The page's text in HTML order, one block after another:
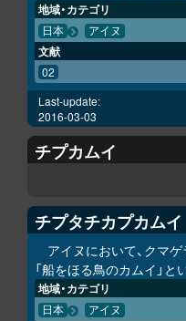
地域・カテゴリ
日本 アイヌ
文献
02
Last-update:
2016-03-03
チプカムイ
チプタチカプカムイ
アイヌにおいて、クマ
「船をほる鳥のカムイ」と
地域・カテゴリ
日本 アイヌ